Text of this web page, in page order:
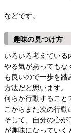
などです。
趣味の見つけ方
いろいろ考えている
やる気があっても
も良いので一歩を
方法だと思います。
何らか行動すること
こからまた次の行動
そして、自分の心
が趣味になっていく